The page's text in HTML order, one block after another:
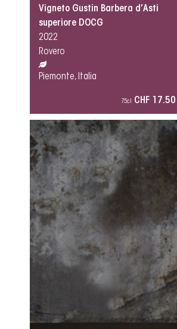
Vigneto Gustin Barbera d’Asti
superiore DOCG
2022
Rovero
Piemonte, Italia
75cl CHF 17.50